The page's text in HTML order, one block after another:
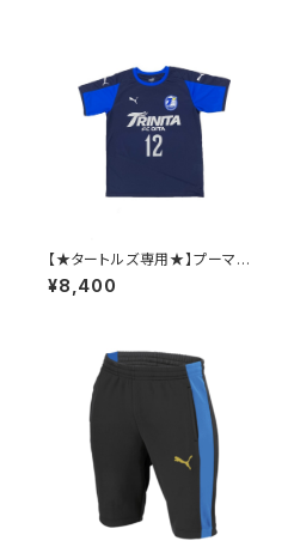
【★タートルズ専用★】プーマ半
袖ゲームシャツ【キッズ110～16
0】※受注生産（納期約2か月）
¥8,400